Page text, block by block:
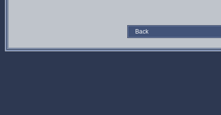
Back